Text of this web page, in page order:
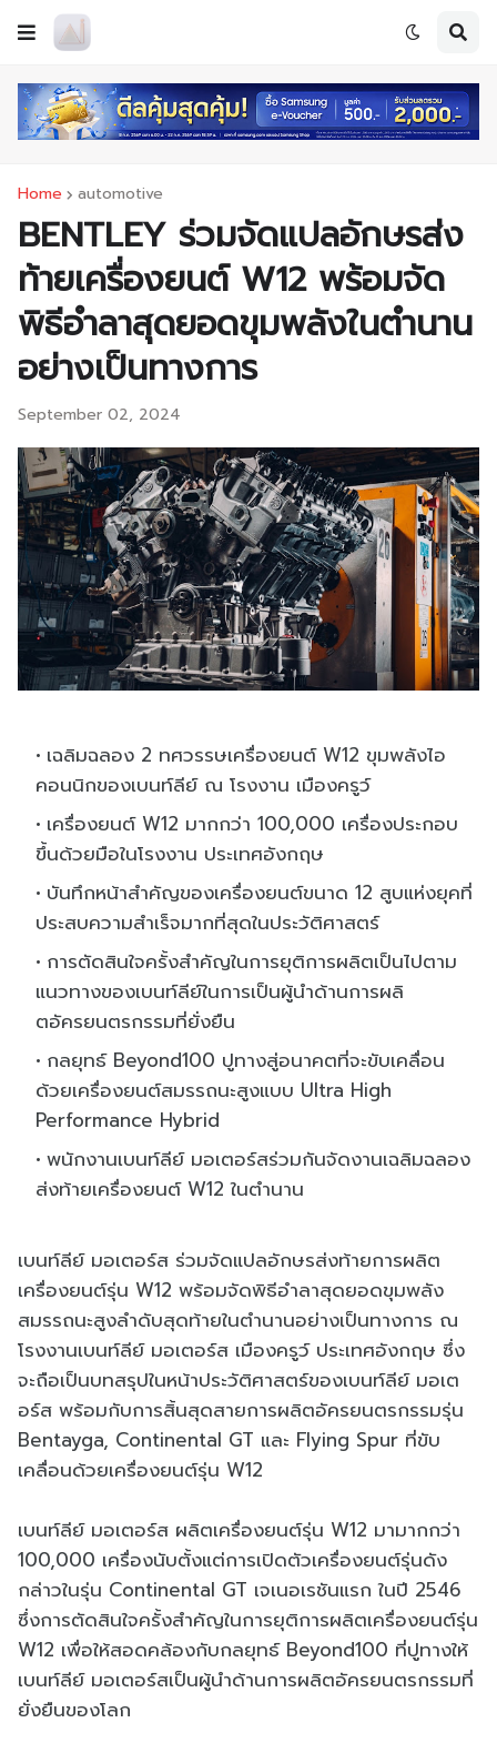
Home automotive
BENTLEY ร่วมจัดแปลอักษรส่ง
ท้ายเครื่องยนต์ W12 พร้อมจัด
พิธีอำลาสุดยอดขุมพลังในตำนาน
อย่างเป็นทางการ
September 02, 2024
เฉลิมฉลอง 2 ทศวรรษเครื่องยนต์ W12 ขุมพลังไอ
คอนนิกของเบนท์ลีย์ ณ โรงงาน เมืองครูว์
เครื่องยนต์ W12 มากกว่า 100,000 เครื่องประกอบ
ขึ้นด้วยมือในโรงงาน ประเทศอังกฤษ
บันทึกหน้าสำคัญของเครื่องยนต์ขนาด 12 สูบแห่งยุคที่
ประสบความสำเร็จมากที่สุดในประวัติศาสตร์
การตัดสินใจครั้งสำคัญในการยุติการผลิตเป็นไปตาม
แนวทางของเบนท์ลีย์ในการเป็นผู้นำด้านการผลิ
ตอัครยนตรกรรมที่ยั่งยืน
กลยุทธ์ Beyond100 ปูทางสู่อนาคตที่จะขับเคลื่อน
ด้วยเครื่องยนต์สมรรถนะสูงแบบ Ultra High
Performance Hybrid
พนักงานเบนท์ลีย์ มอเตอร์สร่วมกันจัดงานเฉลิมฉลอง
ส่งท้ายเครื่องยนต์ W12 ในตำนาน
เบนท์ลีย์ มอเตอร์ส ร่วมจัดแปลอักษรส่งท้ายการผลิต
เครื่องยนต์รุ่น W12 พร้อมจัดพิธีอำลาสุดยอดขุมพลัง
สมรรถนะสูงลำดับสุดท้ายในตำนานอย่างเป็นทางการ ณ
โรงงานเบนท์ลีย์ มอเตอร์ส เมืองครูว์ ประเทศอังกฤษ ซึ่ง
จะถือเป็นบทสรุปในหน้าประวัติศาสตร์ของเบนท์ลีย์ มอเต
อร์ส พร้อมกับการสิ้นสุดสายการผลิตอัครยนตรกรรมรุ่น
Bentayga, Continental GT และ Flying Spur ที่ขับ
เคลื่อนด้วยเครื่องยนต์รุ่น W12
เบนท์ลีย์ มอเตอร์ส ผลิตเครื่องยนต์รุ่น W12 มามากกว่า
100,000 เครื่องนับตั้งแต่การเปิดตัวเครื่องยนต์รุ่นดัง
กล่าวในรุ่น Continental GT เจเนอเรชันแรก ในปี 2546
ซึ่งการตัดสินใจครั้งสำคัญในการยุติการผลิตเครื่องยนต์รุ่น
W12 เพื่อให้สอดคล้องกับกลยุทธ์ Beyond100 ที่ปูทางให้
เบนท์ลีย์ มอเตอร์สเป็นผู้นำด้านการผลิตอัครยนตรกรรมที่
ยั่งยืนของโลก